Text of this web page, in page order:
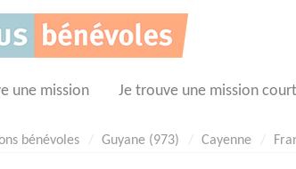
une mission Je trouve une mission
bénévoles Guyane (973) Cayenne